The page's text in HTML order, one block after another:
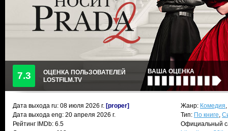
7.3
ОЦЕНКА ПОЛЬЗОВАТЕЛЕЙ
LOSTFILM.TV
ВАША ОЦЕНКА
Дата выхода ru: 08 июля 2026 г. [proper]
Дата выхода eng: 20 апреля 2026 г.
Рейтинг IMDb: 6.5
Жанр: Комедия,
Тип: По книге,
Официальный